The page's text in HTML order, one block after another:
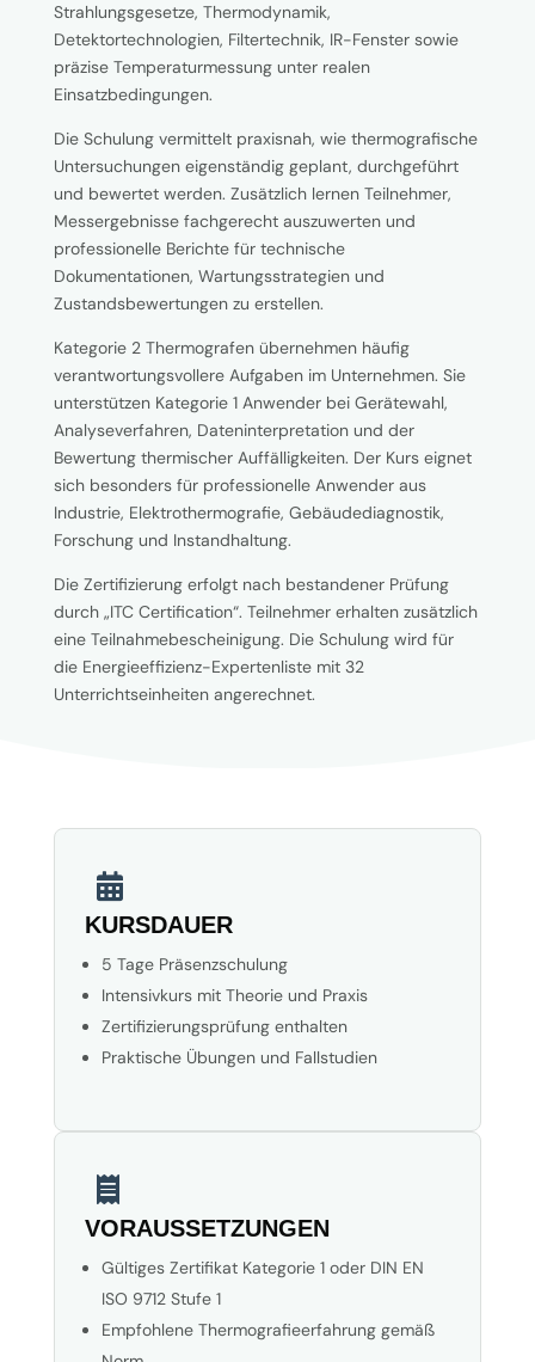
Strahlungsgesetze, Thermodynamik,
Detektortechnologien, Filtertechnik, IR-Fenster sowie
präzise Temperaturmessung unter realen
Einsatzbedingungen.
Die Schulung vermittelt praxisnah, wie thermografische
Untersuchungen eigenständig geplant, durchgeführt
und bewertet werden. Zusätzlich lernen Teilnehmer,
Messergebnisse fachgerecht auszuwerten und
professionelle Berichte für technische
Dokumentationen, Wartungsstrategien und
Zustandsbewertungen zu erstellen.
Kategorie 2 Thermografen übernehmen häufig
verantwortungsvollere Aufgaben im Unternehmen. Sie
unterstützen Kategorie 1 Anwender bei Gerätewahl,
Analyseverfahren, Dateninterpretation und der
Bewertung thermischer Auffälligkeiten. Der Kurs eignet
sich besonders für professionelle Anwender aus
Industrie, Elektrothermografie, Gebäudediagnostik,
Forschung und Instandhaltung.
Die Zertifizierung erfolgt nach bestandener Prüfung
durch „ITC Certification“. Teilnehmer erhalten zusätzlich
eine Teilnahmebescheinigung. Die Schulung wird für
die Energieeffizienz-Expertenliste mit 32
Unterrichtseinheiten angerechnet.

KURSDAUER
5 Tage Präsenzschulung
Intensivkurs mit Theorie und Praxis
Zertifizierungsprüfung enthalten
Praktische Übungen und Fallstudien

VORAUSSETZUNGEN
Gültiges Zertifikat Kategorie 1 oder DIN EN
ISO 9712 Stufe 1
Empfohlene Thermografieerfahrung gemäß